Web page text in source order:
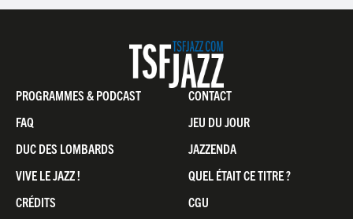
Pied
de
page
PROGRAMMES & PODCAST
CONTACT
FAQ
JEU DU JOUR
DUC DES LOMBARDS
JAZZENDA
VIVE LE JAZZ !
QUEL ÉTAIT CE TITRE ?
CRÉDITS
CGU